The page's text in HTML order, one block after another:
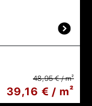
48,95 € / m²
39,16 € / m²